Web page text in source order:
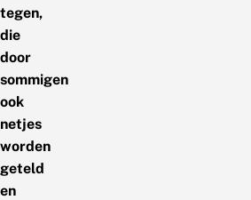
tegen,
die
door
sommigen
ook
netjes
worden
geteld
en